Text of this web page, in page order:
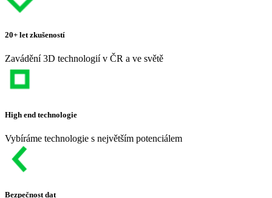
20+ let zkušeností
Zavádění 3D technologií v ČR a ve světě
High end technologie
Vybíráme technologie s největším potenciálem
Bezpečnost dat